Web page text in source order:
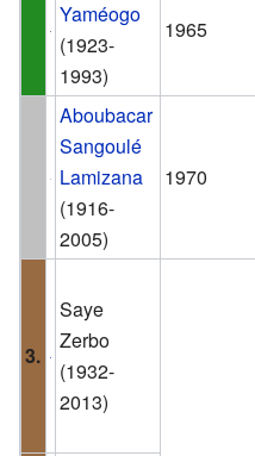
Yaméogo
(1923-
1993)
1965
Aboubacar
Sangoulé
Lamizana
(1916-
2005)
1970
3.
Saye
Zerbo
(1932-
2013)